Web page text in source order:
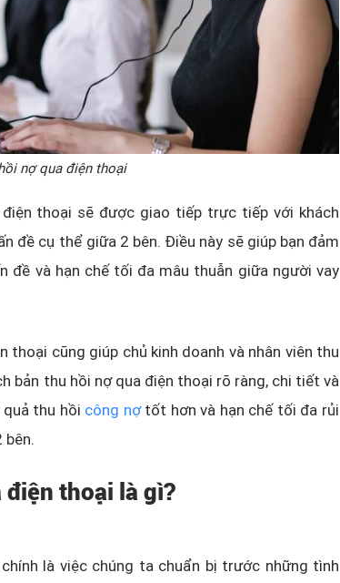
nợ qua điện thoại
thoại sẽ được giao tiếp trực tiếp với khách
đề cụ thể giữa 2 bên. Điều này sẽ giúp bạn đảm
đề và hạn chế tối đa mâu thuẫn giữa người vay
thoại cũng giúp chủ kinh doanh và nhân viên thu
bản thu hồi nợ qua điện thoại rõ ràng, chi tiết và
thu hồi công nợtốt hơn và hạn chế tối đa rủi
bên.
thoại là gì?
là việc chúng ta chuẩn bị trước những tình